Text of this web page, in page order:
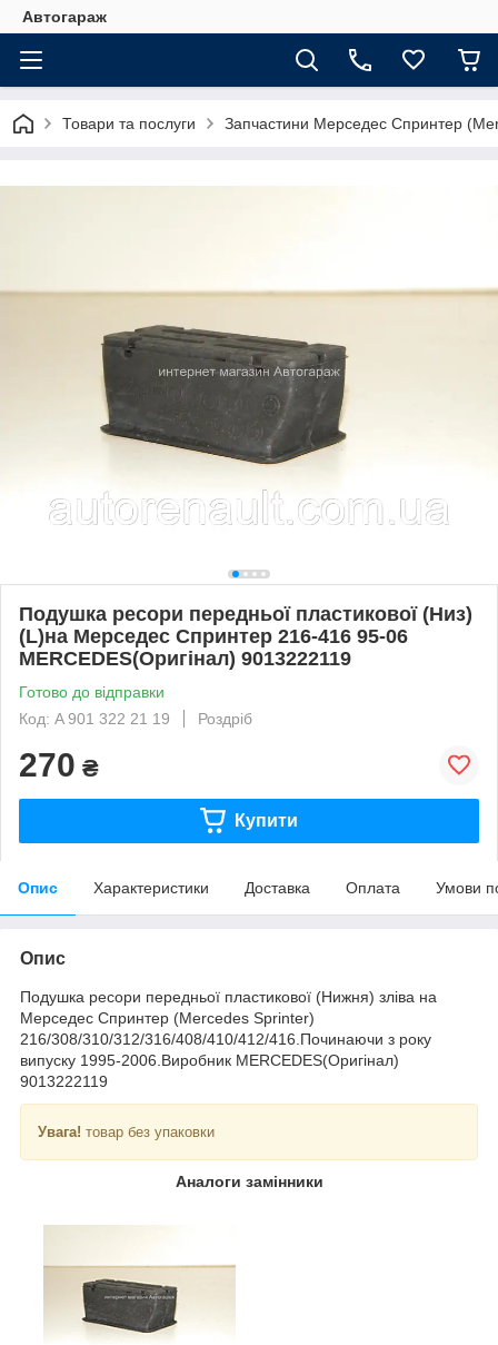
Автогараж
Товари та послуги Запчастини Мерседес Спринтер
Подушка ресори передньої пластикової (Низ)
(L)на Мерседес Спринтер 216-416 95-06
MERCEDES(Оригінал) 9013222119
Готово до відправки
Код: A 901 322 21 19
Роздріб
270 ₴
Купити
Опис Характеристики Доставка Оплата Умови
Опис
Подушка ресори передньої пластикової (Нижня) зліва на
Мерседес Спринтер (Mercedes Sprinter)
216/308/310/312/316/408/410/412/416.Починаючи з року
випуску 1995-2006.Виробник MERCEDES(Оригінал)
9013222119
Увага! товар без упаковки
Аналоги замінники